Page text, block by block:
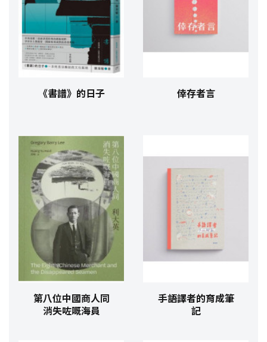
《書譜》的日子 倖存者言
第八位中國商人同
消失咗嘅海員
手語譯者的育成筆
記